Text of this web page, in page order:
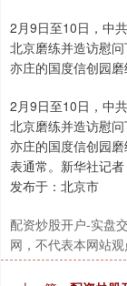
2月9日至10日，中
北京磨练并造访慰
亦庄的国度信创园磨
2月9日至10日，中
北京磨练并造访慰
亦庄的国度信创园
表通常。新华社记
发布于：北京市
配资炒股开户-实盘
网，不代表本网站观